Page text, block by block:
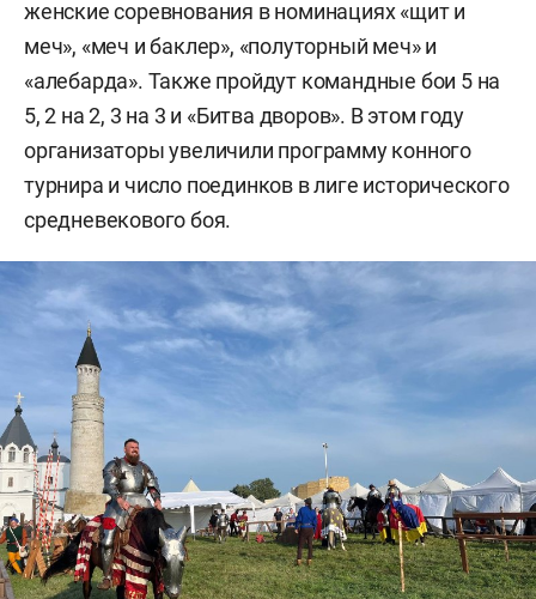
женские соревнования в номинациях «щит и
меч», «меч и баклер», «полуторный меч» и
«алебарда». Также пройдут командные бои 5 на
5, 2 на 2, 3 на 3 и «Битва дворов». В этом году
организаторы увеличили программу конного
турнира и число поединков в лиге исторического
средневекового боя.